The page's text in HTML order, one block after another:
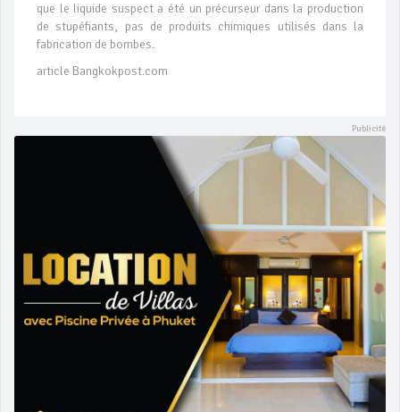
que le liquide suspect a été un précurseur dans la production
de stupéfiants, pas de produits chimiques utilisés dans la
fabrication de bombes.
article Bangkokpost.com